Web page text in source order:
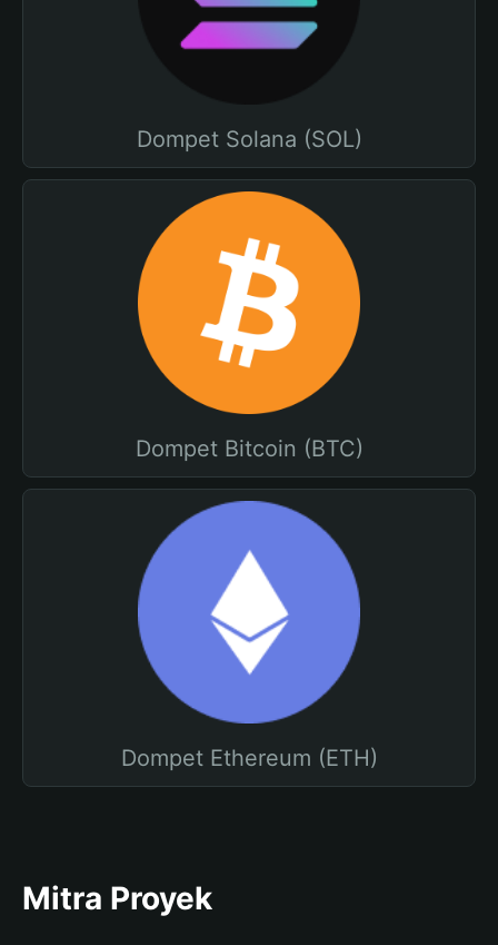
Dompet Solana (SOL)
Dompet Bitcoin (BTC)
Dompet Ethereum (ETH)
Mitra Proyek